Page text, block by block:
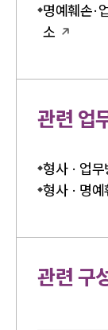
명예훼손·
소
관련 업
형사 · 업무
형사 · 명
관련 구